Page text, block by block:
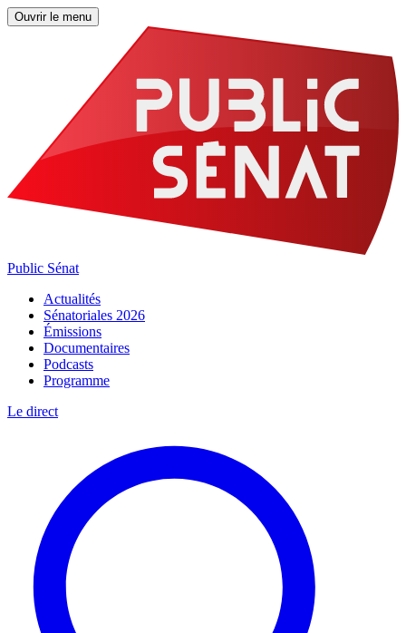
Ouvrir le menu
Public Sénat
Actualités
Sénatoriales 2026
Émissions
Documentaires
Podcasts
Programme
Le direct